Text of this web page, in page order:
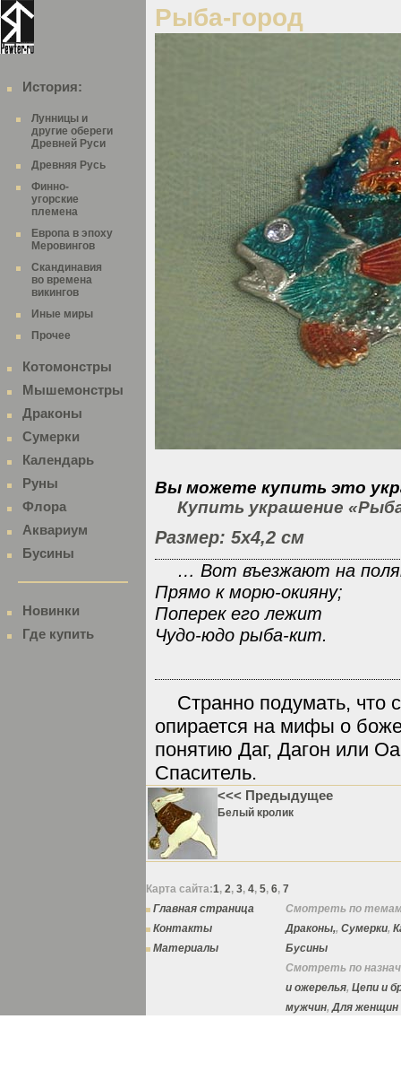
История:
Лунницы и
другие обереги
Древней Руси
Древняя Русь
Финно-
угорские
племена
Европа в эпоху
Меровингов
Скандинавия
во времена
викингов
Иные миры
Прочее
Котомонстры
Мышемонстры
Драконы
Сумерки
Календарь
Руны
Флора
Аквариум
Бусины
Новинки
Где купить
Рыба-город
Вы можете купить это
Купить украшение
Размер: 5х4,2 см
… Вот въезжают на
Прямо к морю-окияну;
Поперек его лежит
Чудо-юдо рыба-кит.
Странно подумать, что
опирается на мифы о
понятию Даг, Дагон или
Спаситель.
<<< Предыдущее
Белый кролик
Карта сайта:1, 2, 3, 4, 5, 6, 7
Главная страница
Контакты
Материалы
Смотреть по
Драконы,, Сумерки,
Бусины
Смотреть по
и ожерелья, Цепи и
мужчин,Для женщин